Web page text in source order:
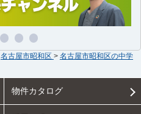
名古屋市昭和区 > 名古屋市昭和区の中学
物件カタログ